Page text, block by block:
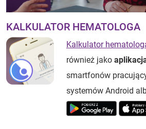
KALKULATOR HEMATOLOGA
Kalkulator
również jako
smartfonów
systemów Android